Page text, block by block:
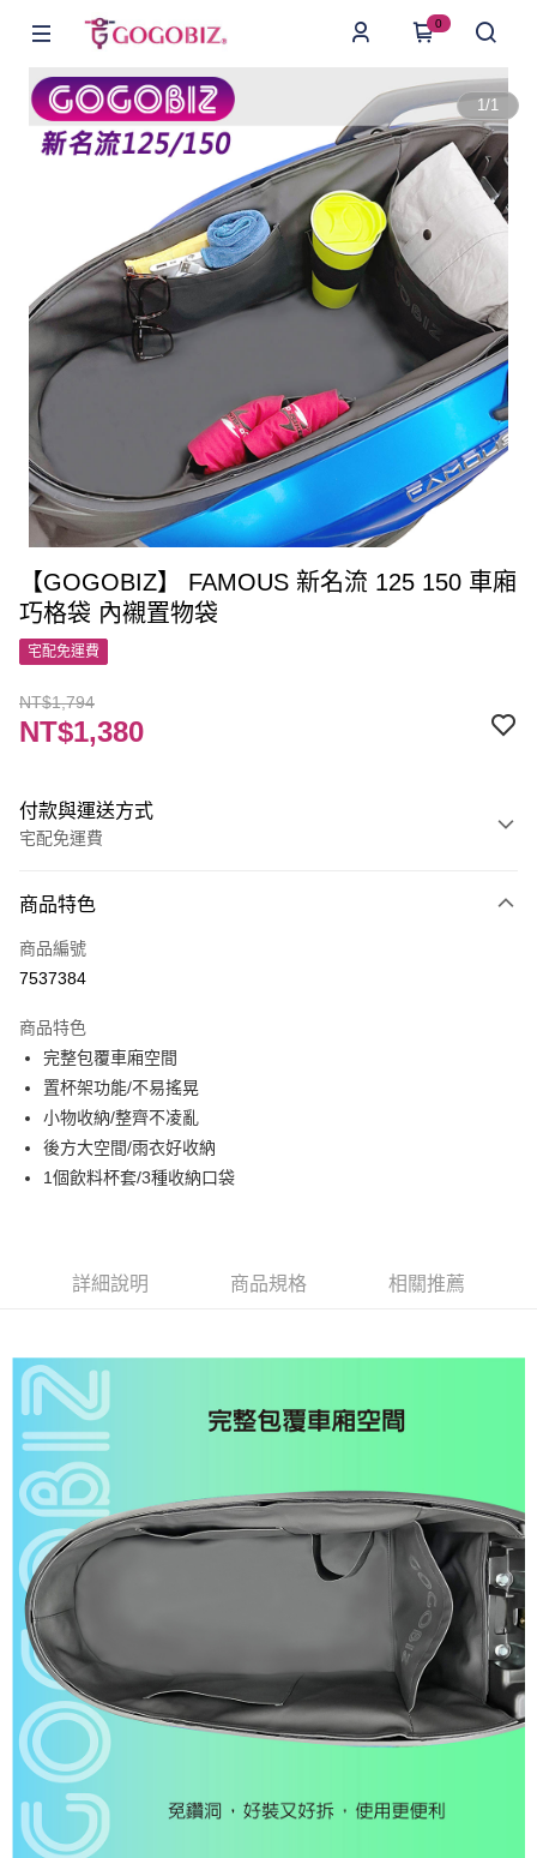
0
1/1
【GOGOBIZ】 FAMOUS 新名流 125 150 車廂
巧格袋 內襯置物袋
宅配免運費
NT$1,794
NT$1,380
付款與運送方式
宅配免運費
信用卡一次付款
LINE Pay
街口支付
悠遊付
全盈+PAY
AFTEE先享後付
便利好安心！
【「AFTEE先享後付」結帳流程】
１．於結帳方式選擇「AFTEE先享後付」後，將跳轉至「AFTEE先享後付」
結帳頁面，進行簡訊認證並確認金額後，即可完成結帳。
３．收到繳費通知簡訊後14天內，點擊此簡訊中的連結，可透過四大超商／
ATM／網路銀行／等多元方式進行付款，方視為交易完成。
※ 請注意：結帳手續完成當下不需立刻繳費，但若您需要取消訂單，請聯絡
購買商品的店家。未經商家同意取消之訂單仍視為有效，需透過AFTEE先享
後付繳納相關費用。
※ 交易是否成功請以「AFTEE先享後付 」之結帳頁面顯示為準，若有關於
是否繳費成功／繳費後需取消欲退款等相關疑問，請聯繫「AFTEE先享後付
客戶支援中心」
https://netprotections.freshdesk.com/support/home
【注意事項】
１．透過由恩沛科技股份有限公司提供之「AFTEE先享後付」服務完成之交
易，需依本服務之必要範圍內提供個人資料，並將交易相關給付款項請求債
權轉讓予恩沛科技股份有限公司。
２．關於個人資料處理事宜，請瀏覽以下網址：
https://aftee.tw/terms/#terms3
３．未成年的使用者請事先徵得法定代理人或監護人之同意方可使用
「AFTEE先享後付」，若未經同意申辦者引起之損失，本公司不負相關責
任。
付款後全家取貨
每筆NT$60，滿NT$1,000(含以上)免運費
付款後7-11取貨
每筆NT$60，滿NT$1,000(含以上)免運費
宅配
每筆NT$110
免運
免運費
商品特色
商品編號
7537384
商品特色
完整包覆車廂空間
置杯架功能/不易搖晃
小物收納/整齊不凌亂
後方大空間/雨衣好收納
1個飲料杯套/3種收納口袋
詳細說明 商品規格 相關推薦